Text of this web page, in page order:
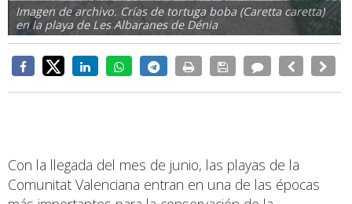
Imagen de archivo. Crías de tortuga boba (Caretta caretta)
en la playa de Les Albaranes de Dénia
Con la llegada del mes de junio, las playas de la
Comunitat Valenciana entran en una de las épocas